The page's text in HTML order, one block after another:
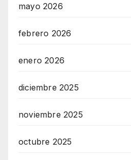
V
I
E
N
I
mayo 2026
febrero 2026
enero 2026
diciembre 2025
noviembre 2025
octubre 2025